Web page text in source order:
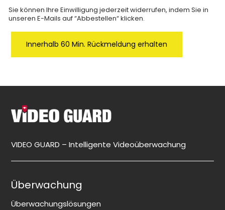
Sie können Ihre Einwilligung jederzeit widerrufen, indem Sie in
unseren E-Mails auf “Abbestellen“ klicken.
VIDEO GUARD – Intelligente Videoüberwachung
Überwachung
Überwachungslösungen